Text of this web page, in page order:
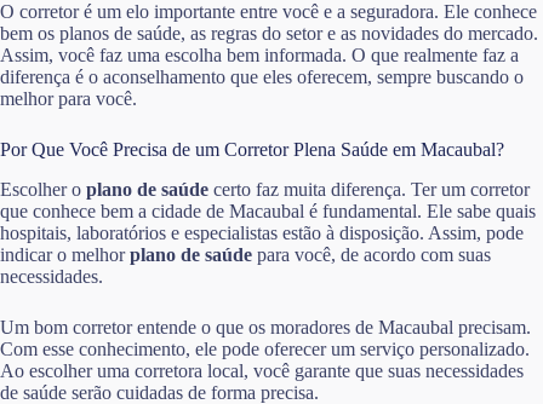
O corretor é um elo importante entre você e a seguradora. Ele conhece
bem os planos de saúde, as regras do setor e as novidades do mercado.
Assim, você faz uma escolha bem informada. O que realmente faz a
diferença é o aconselhamento que eles oferecem, sempre buscando o
melhor para você.
Por Que Você Precisa de um Corretor Plena Saúde em Macaubal?
Escolher o plano de saúde certo faz muita diferença. Ter um corretor
que conhece bem a cidade de Macaubal é fundamental. Ele sabe quais
hospitais, laboratórios e especialistas estão à disposição. Assim, pode
indicar o melhorplano de saúde para você, de acordo com suas
necessidades.
Um bom corretor entende o que os moradores de Macaubal precisam.
Com esse conhecimento, ele pode oferecer um serviço personalizado.
Ao escolher uma corretora local, você garante que suas necessidades
de saúde serão cuidadas de forma precisa.